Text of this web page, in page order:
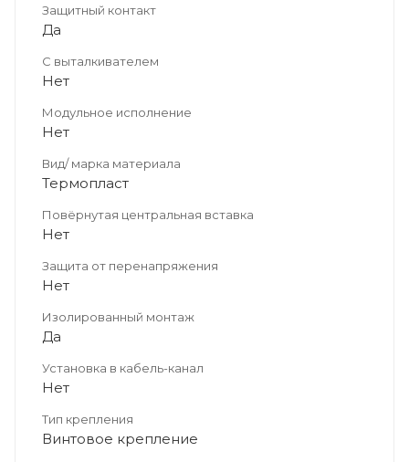
Защитный контакт
Да
С выталкивателем
Нет
Модульное исполнение
Нет
Вид/ марка материала
Термопласт
Повёрнутая центральная вставка
Нет
Защита от перенапряжения
Нет
Изолированный монтаж
Да
Установка в кабель-канал
Нет
Тип крепления
Винтовое крепление